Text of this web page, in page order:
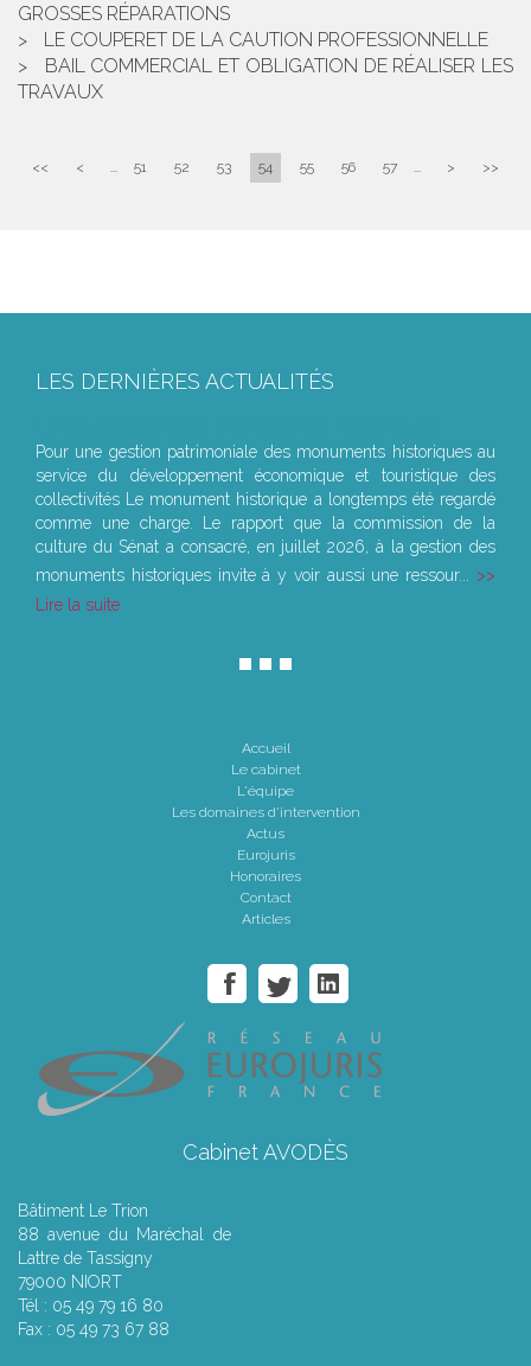
GROSSES RÉPARATIONS
LE COUPERET DE LA CAUTION PROFESSIONNELLE
BAIL COMMERCIAL ET OBLIGATION DE RÉALISER LES
TRAVAUX
<< < ... 51 52 53 54 55 56 57 ... > >>
LES DERNIÈRES ACTUALITÉS
Pour une gestion patrimoniale des monuments historiques au
service du développement économique et touristique des
collectivités Le monument historique a longtemps été regardé
comme une charge. Le rapport que la commission de la
culture du Sénat a consacré, en juillet 2026, à la gestion des
monuments historiques invite à y voir aussi une ressour...
Lire la suite
Accueil
Le cabinet
L'équipe
Les domaines d'intervention
Actus
Eurojuris
Honoraires
Contact
Articles
Cabinet AVODÈS
Bâtiment Le Trion
88 avenue du Maréchal de
Lattre de Tassigny
79000 NIORT
Tél : 05 49 79 16 80
Fax : 05 49 73 67 88